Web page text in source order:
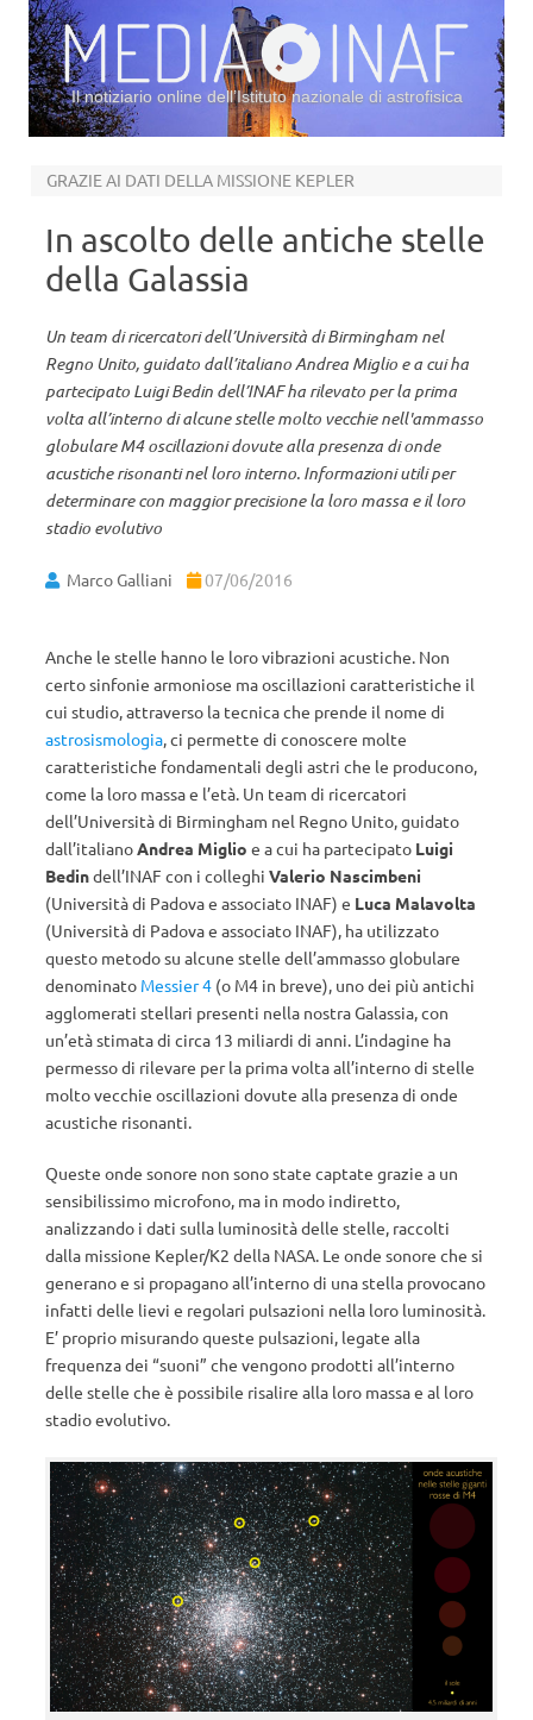
Il notiziario online dell’Istituto nazionale di astrofisica
GRAZIE AI DATI DELLA MISSIONE KEPLER
In ascolto delle antiche stelle
della Galassia
Un team di ricercatori dell’Università di Birmingham nel
Regno Unito, guidato dall’italiano Andrea Miglio e a cui ha
partecipato Luigi Bedin dell’INAF ha rilevato per la prima
volta all’interno di alcune stelle molto vecchie nell'ammasso
globulare M4 oscillazioni dovute alla presenza di onde
acustiche risonanti nel loro interno. Informazioni utili per
determinare con maggior precisione la loro massa e il loro
stadio evolutivo
Marco Galliani 07/06/2016
Anche le stelle hanno le loro vibrazioni acustiche. Non
certo sinfonie armoniose ma oscillazioni caratteristiche il
cui studio, attraverso la tecnica che prende il nome di
astrosismologia, ci permette di conoscere molte
caratteristiche fondamentali degli astri che le producono,
come la loro massa e l’età. Un team di ricercatori
dell’Università di Birmingham nel Regno Unito, guidato
dall’italianoAndrea Miglio e a cui ha partecipato Luigi
Bedindell’INAF con i colleghi Valerio Nascimbeni
(Università di Padova e associato INAF) e Luca Malavolta
(Università di Padova e associato INAF), ha utilizzato
questo metodo su alcune stelle dell’ammasso globulare
denominato Messier 4 (o M4 in breve), uno dei più antichi
agglomerati stellari presenti nella nostra Galassia, con
un’età stimata di circa 13 miliardi di anni. L’indagine ha
permesso di rilevare per la prima volta all’interno di stelle
molto vecchie oscillazioni dovute alla presenza di onde
acustiche risonanti.
Queste onde sonore non sono state captate grazie a un
sensibilissimo microfono, ma in modo indiretto,
analizzando i dati sulla luminosità delle stelle, raccolti
dalla missione Kepler/K2 della NASA. Le onde sonore che si
generano e si propagano all’interno di una stella provocano
infatti delle lievi e regolari pulsazioni nella loro luminosità.
E’ proprio misurando queste pulsazioni, legate alla
frequenza dei “suoni” che vengono prodotti all’interno
delle stelle che è possibile risalire alla loro massa e al loro
stadio evolutivo.